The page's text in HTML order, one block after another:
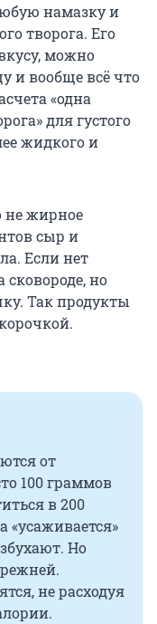
намазку и
творога. Его
можно
и вообще всё что
«одна
для густого
жидкого и
не жирное
сыр и
Если нет
но
Так продукты
от
100 граммов
в 200
«усаживается»
Но
не расходуя